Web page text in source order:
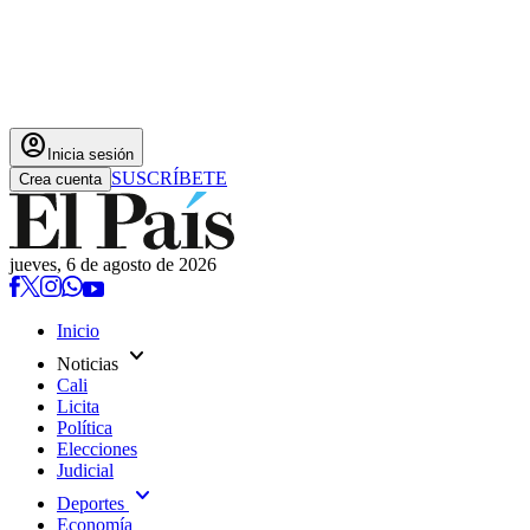
account_circle Inicia sesión
Crea cuenta SUSCRÍBETE
jueves, 6 de agosto de 2026
Inicio
Noticias expand_more
Cali
Licita
Política
Elecciones
Judicial
Deportes expand_more
Economía